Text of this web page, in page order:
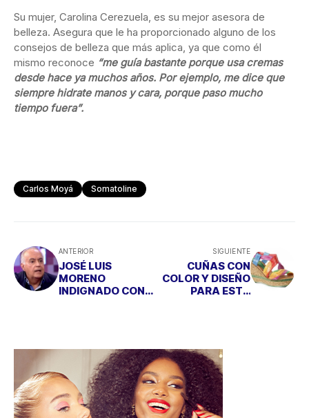
Su mujer, Carolina Cerezuela, es su mejor asesora de
belleza. Asegura que le ha proporcionado alguno de los
consejos de belleza que más aplica, ya que como él
mismo reconoce “me guía bastante porque usa cremas
desde hace ya muchos años. Por ejemplo, me dice que
siempre hidrate manos y cara, porque paso mucho
tiempo fuera”.
Carlos Moyá Somatoline
ANTERIOR
JOSÉ LUIS
MORENO
INDIGNADO CON
SIGUIENTE
CUÑAS CON
COLOR Y DISEÑO
PARA ESTA